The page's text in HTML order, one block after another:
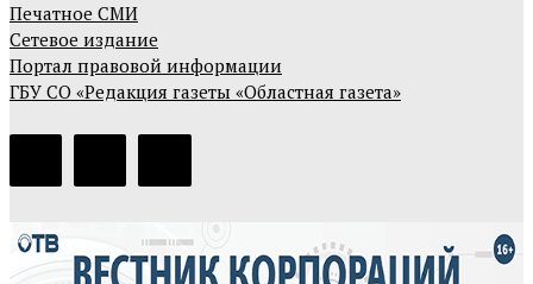
Печатное СМИ
Сетевое издание
Портал правовой информации
ГБУ СО «Редакция газеты «Областная газета»